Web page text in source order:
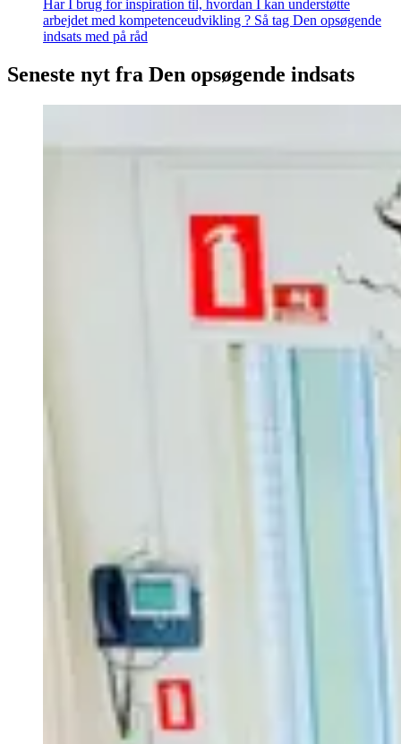
Har I brug for inspiration til, hvordan I kan understøtte
arbejdet med kompetenceudvikling ? Så tag Den opsøgende
indsats med på råd
Seneste nyt fra Den opsøgende indsats